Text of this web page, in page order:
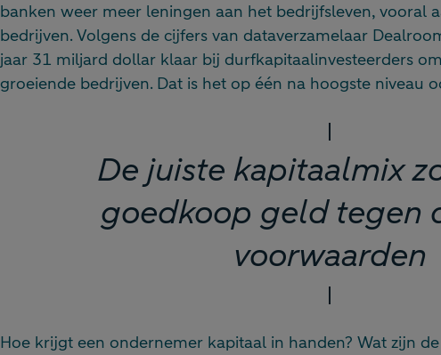
banken weer meer leningen aan het bedrijfsleven, vooral
bedrijven. Volgens de cijfers van dataverzamelaar
jaar 31 miljard dollar klaar bij durfkapitaalinvesteerders
groeiende bedrijven. Dat is het op één na hoogste niveau
De juiste kapitaalmix
goedkoop geld tegen
voorwaarden
Hoe krijgt een ondernemer kapitaal in handen? Wat zijn